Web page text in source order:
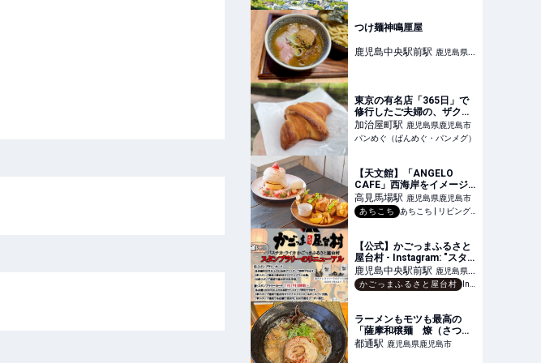
つけ麺神鳴厘屋
鹿児島中央駅前駅 鹿児島県鹿
東京の有名店「365日」で
修行したご夫婦の、ザクザ
ク食感クロワッサンに脱
帽！【パンの店 ドードー】
（鹿児島県・鹿児島市）
加治屋町駅 鹿児島県鹿児島市
パンめぐ（ぱんめぐ・パンメグ）
【天文館】「ANGELO
CAFE」西海岸をイメージ
した、子ども連れに優しい
カフェ
高見馬場駅 鹿児島県鹿児島市
あちこち
あちこち | リビング新聞の編集ライターが届ける鹿児島のおでかけ情報
【公式】かごっまふるさと
屋台村 - Instagram: "スタ
ンプラリーのリニューアル
のご案内です。 #かごっま
ふるさと屋台村 #ライカ屋
鹿児島中央駅前駅 鹿児島県鹿
児島市
かごっまふるさと屋台村 Instagram
ラーメンもモツも最高の
「薩摩和穣麺 燎（さつま
わじょうめん かがりび）」
都通駅 鹿児島県鹿児島市